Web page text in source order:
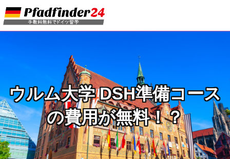
ウルム大学 DSH準備コース
の費用が無料！？